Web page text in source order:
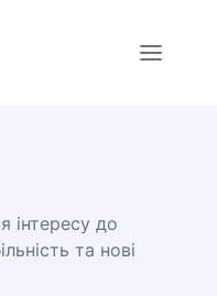
інтересу до
та нові